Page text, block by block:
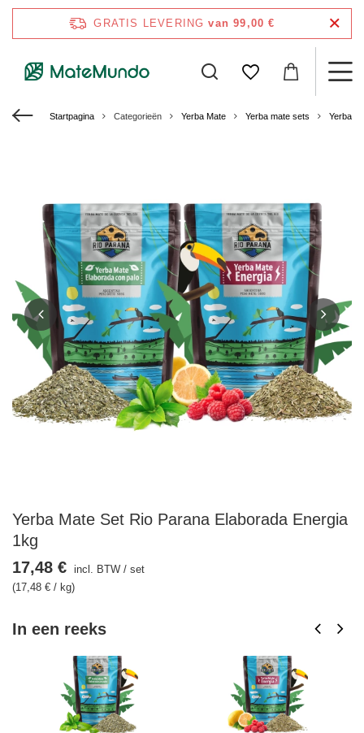
GRATIS LEVERING van 99,00 €
Startpagina Categorieën Yerba Mate Yerba mate sets Yerba
Yerba Mate Set Rio Parana Elaborada Energia
1kg
In een reeks
17,48 € incl. BTW / set
(17,48 € / kg)